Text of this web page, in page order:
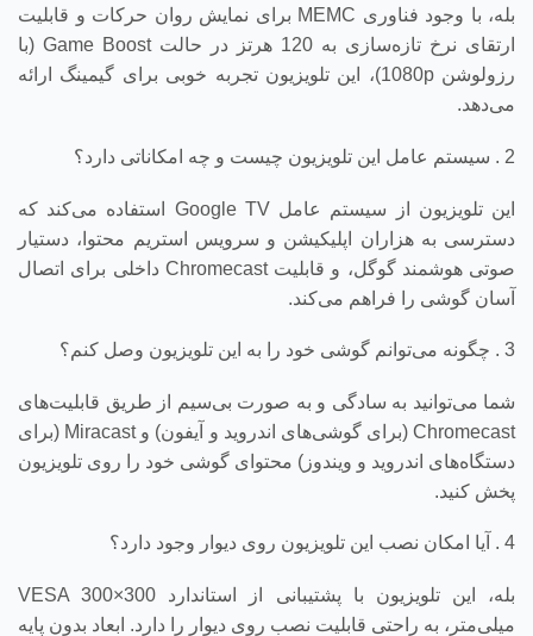
بله، با وجود فناوری MEMC برای نمایش روان حرکات و قابلیت
ارتقای نرخ تازه‌سازی به 120 هرتز در حالت Game Boost (با
رزولوشن 1080p)، این تلویزیون تجربه خوبی برای گیمینگ ارائه
می‌دهد.
2 . سیستم عامل این تلویزیون چیست و چه امکاناتی دارد؟
این تلویزیون از سیستم عامل Google TV استفاده می‌کند که
دسترسی به هزاران اپلیکیشن و سرویس استریم محتوا، دستیار
صوتی هوشمند گوگل، و قابلیت Chromecast داخلی برای اتصال
آسان گوشی را فراهم می‌کند.
3 . چگونه می‌توانم گوشی خود را به این تلویزیون وصل کنم؟
شما می‌توانید به سادگی و به صورت بی‌سیم از طریق قابلیت‌های
Chromecast (برای گوشی‌های اندروید و آیفون) و Miracast (برای
دستگاه‌های اندروید و ویندوز) محتوای گوشی خود را روی تلویزیون
پخش کنید.
4 . آیا امکان نصب این تلویزیون روی دیوار وجود دارد؟
بله، این تلویزیون با پشتیبانی از استاندارد VESA 300×300
میلی‌متر، به راحتی قابلیت نصب روی دیوار را دارد. ابعاد بدون پایه